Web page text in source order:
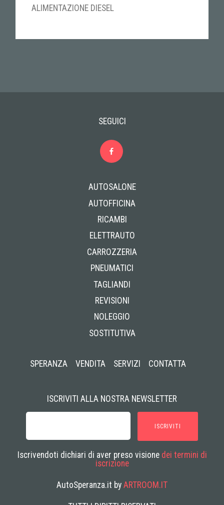
ALIMENTAZIONE DIESEL
SEGUICI
AUTOSALONE
AUTOFFICINA
RICAMBI
ELETTRAUTO
CARROZZERIA
PNEUMATICI
TAGLIANDI
REVISIONI
NOLEGGIO
SOSTITUTIVA
SPERANZA VENDITA SERVIZI CONTATTA
ISCRIVITI ALLA NOSTRA NEWSLETTER
ISCRIVITI
Iscrivendoti dichiari di aver preso visione dei termini di
iscrizione
AutoSperanza.it by ARTROOM.IT